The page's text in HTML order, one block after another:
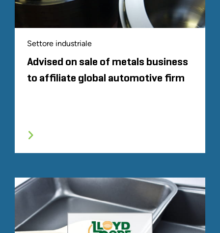
Settore industriale
Advised on sale of metals business
to affiliate global automotive firm